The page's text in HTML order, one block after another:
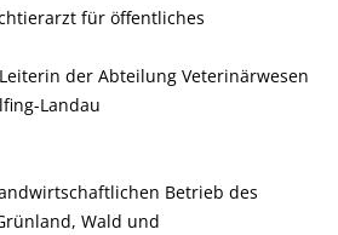
für öffentliches
der Abteilung Veterinärwesen
Landau
Betrieb des
Wald und